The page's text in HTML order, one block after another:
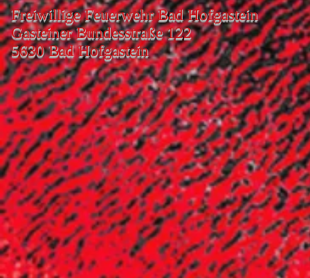
Freiwillige Feuerwehr Bad Hofgastein
Gasteiner Bundesstraße 122
5630 Bad Hofgastein